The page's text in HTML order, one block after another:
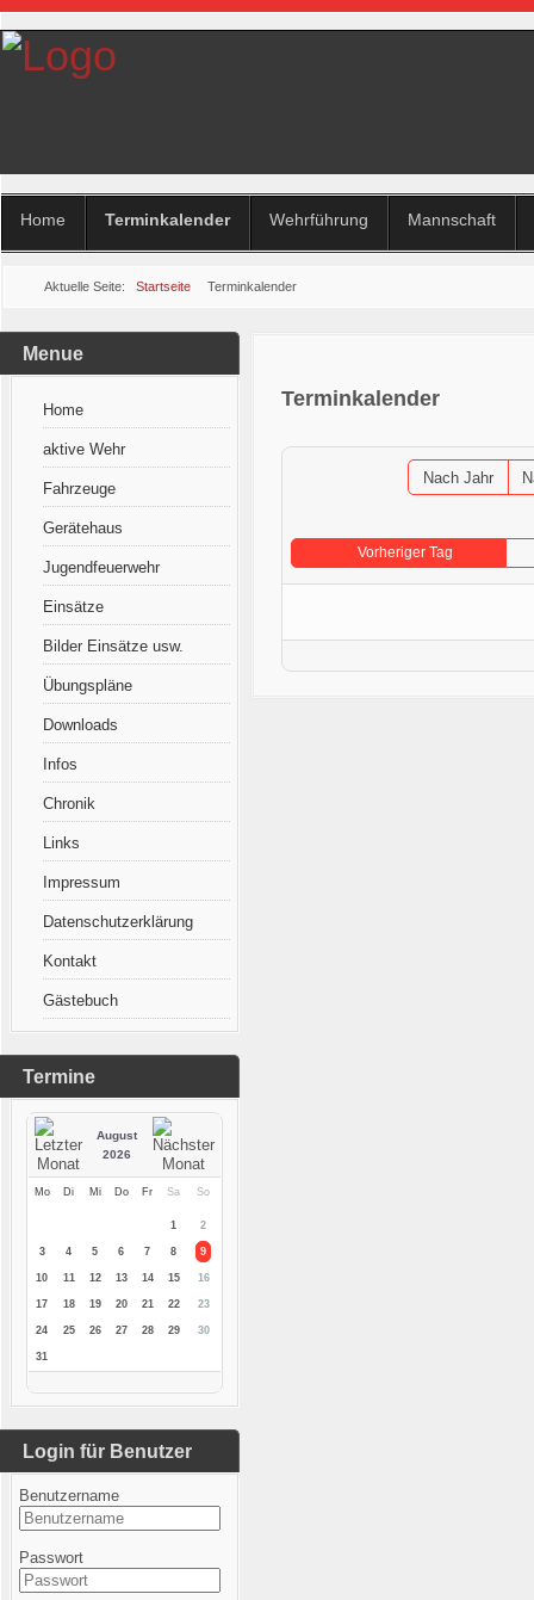
Home Terminkalender Wehrführung Mannschaft
Aktuelle Seite: Startseite Terminkalender
Menue
Home
aktive Wehr
Fahrzeuge
Gerätehaus
Jugendfeuerwehr
Einsätze
Bilder Einsätze usw.
Übungspläne
Downloads
Infos
Chronik
Links
Impressum
Datenschutzerklärung
Kontakt
Gästebuch
Termine
August
2026
Mo Di Mi Do Fr Sa So
1 2
3 4 5 6 7 8 9
10 11 12 13 14 15 16
17 18 19 20 21 22 23
24 25 26 27 28 29 30
31
Login für Benutzer
Benutzername
Passwort
Terminkalender
Nach Jahr
Vorheriger Tag